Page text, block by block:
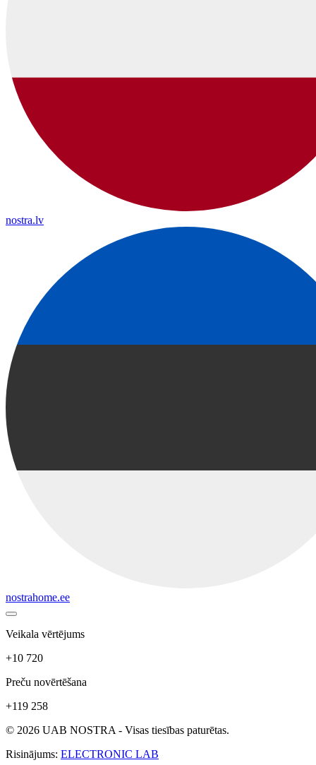
nostra.lv
nostrahome.ee
Veikala vērtējums
+10 720
Preču novērtēšana
+119 258
© 2026 UAB NOSTRA - Visas tiesības paturētas.
Risinājums: ELECTRONIC LAB